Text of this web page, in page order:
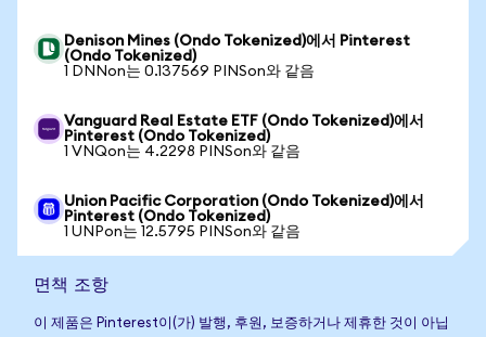
Denison Mines (Ondo Tokenized)에서 Pinterest
(Ondo Tokenized)
1 DNNon는 0.137569 PINSon와 같음
Vanguard Real Estate ETF (Ondo Tokenized)에서
Pinterest (Ondo Tokenized)
1 VNQon는 4.2298 PINSon와 같음
Union Pacific Corporation (Ondo Tokenized)에서
Pinterest (Ondo Tokenized)
1 UNPon는 12.5795 PINSon와 같음
면책 조항
이 제품은 Pinterest이(가) 발행, 후원, 보증하거나 제휴한 것이 아닙